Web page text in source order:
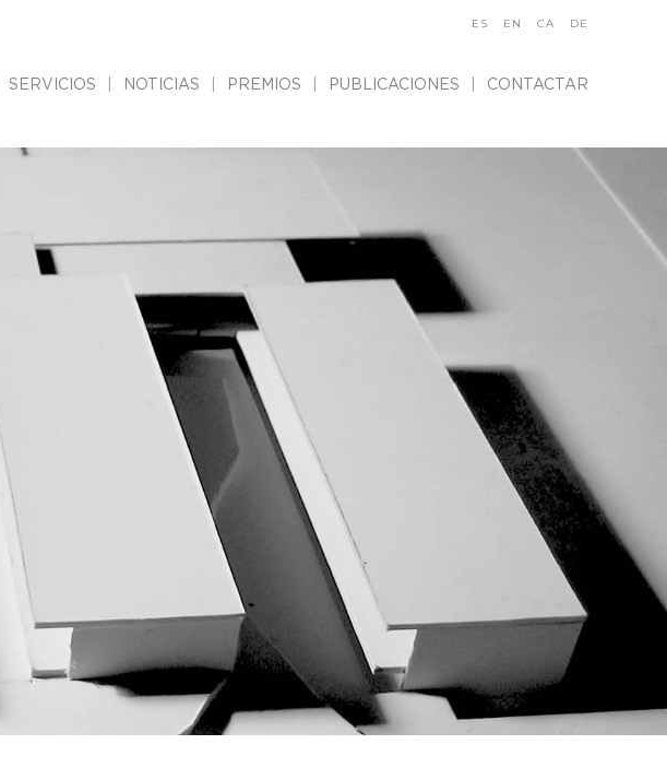
SERVICIOS NOTICIAS PREMIOS PUBLICACIONES CONTACTAR
ES EN CA DE